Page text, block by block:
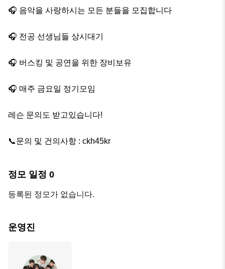
🎧 음악을 사랑하시는 모든 분들을 모집합니다
🎧 전공 선생님들 상시대기
🎧 버스킹 및 공연을 위한 장비보유
🎧 매주 금요일 정기모임
레슨 문의도 받고있습니다!
📞문의 및 건의사항 : ckh45kr
정모 일정 0
등록된 정모가 없습니다.
운영진